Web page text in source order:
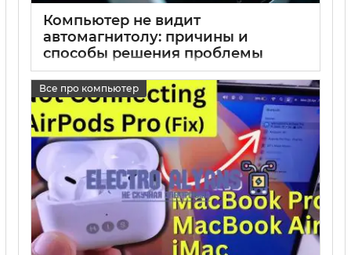
Компьютер не видит
автомагнитолу: причины и
способы решения проблемы
Все про компьютер